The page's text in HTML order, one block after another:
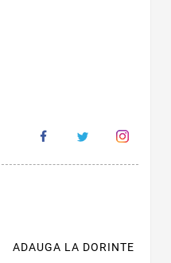
ADAUGA LA DORINTE